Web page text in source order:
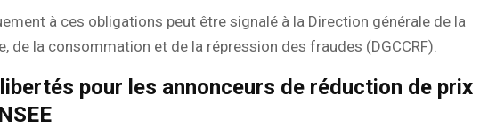
à ces obligations peut être signalé à la Direction générale de la
de la consommation et de la répression des fraudes (DGCCRF).
pour les annonceurs de réduction de prix